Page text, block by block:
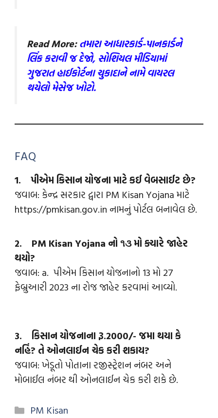
Read More:તમારા આધારકાર્ડ-પાનકાર્ડને
લિંક કરાવી જ દેજો, સોશિયલ મીડિયામાં
ગુજરાત હાઈકોર્ટના ચુકાદાને નામે વાયરલ
થયેલો મેસેજ ખોટો.
FAQ
1. પીએમ કિસાન યોજના માટે કઈ વેબસાઈટ છે?
જવાબ: કેન્‍દ્ર સરકાર દ્વારા PM Kisan Yojana માટે
https://pmkisan.gov.in નામનું પોર્ટલ બનાવેલ છે.
2. PM Kisan Yojana નો ૧૩ મો ક્યારે જાહેર
થયો?
જવાબ: a. પીએમ કિસાન યોજનાનો 13 મો 27
ફેબ્રુઆરી 2023 ના રોજ જાહેર કરવામાં આવ્યો.
3. કિસાન યોજનાના રૂ.2000/- જમા થયા કે
નહિં? તે ઓનલાઈન ચેક કરી શકાય?
જવાબ: ખેડૂતો પોતાના રજીસ્ટ્રેશન નંબર અને
મોબાઈલ નંબર થી ઓનલાઈન ચેક કરી શકે છે.
PM Kisan